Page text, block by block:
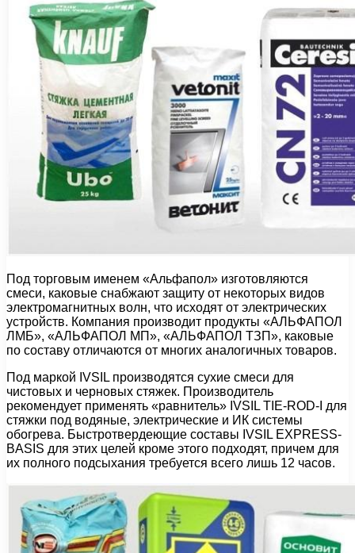
Под торговым именем «Альфапол» изготовляются
смеси, каковые снабжают защиту от некоторых видов
электромагнитных волн, что исходят от электрических
устройств. Компания производит продукты «АЛЬФАПОЛ
ЛМБ», «АЛЬФАПОЛ МП», «АЛЬФАПОЛ ТЗП», каковые
по составу отличаются от многих аналогичных товаров.
Под маркой IVSIL производятся сухие смеси для
чистовых и черновых стяжек. Производитель
рекомендует применять «равнитель» IVSIL TIE-ROD-I для
стяжки под водяные, электрические и ИК системы
обогрева. Быстротвердеющие составы IVSIL EXPRESS-
BASIS для этих целей кроме этого подходят, причем для
их полного подсыхания требуется всего лишь 12 часов.